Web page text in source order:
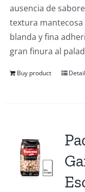
ausencia de
textura
blanda y fina
gran finura al
Buy product